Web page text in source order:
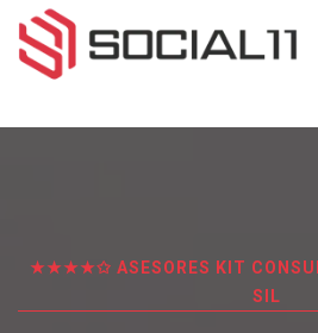
★★★★✩ ASESORES KIT
SIL